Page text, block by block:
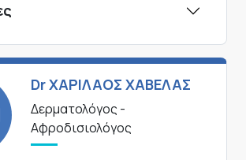
Dr ΧΑΡΙΛΑΟΣ ΧΑΒΕΛΑΣ
Δερματολόγος -
Αφροδισιολόγος